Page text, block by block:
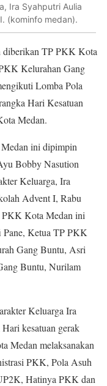
Ira Syahputri Aulia
(kominfo medan).
diberikan TP PKK Kota
Kelurahan Gang
Lomba Pola
Hari Kesatuan
Medan.
ini dipimpin
Bobby Nasution
Keluarga, Ira
Advent I, Rabu
Kota Medan ini
Ketua TP PKK
Gang Buntu, Asri
Buntu, Nurilam
Keluarga Ira
kesatuan gerak
Medan melaksanakan
PKK, Pola Asuh
Hatinya PKK dan